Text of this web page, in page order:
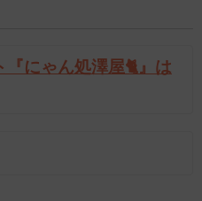
にゃん処澤屋🐈』は